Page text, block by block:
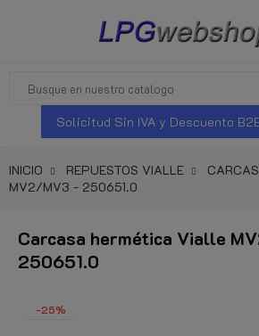
Solicitud Sin IVA y Descuento
INICIO REPUESTOS VIALLE
MV2/MV3 - 250651.0
Carcasa hermética Vialle
250651.0
-25%